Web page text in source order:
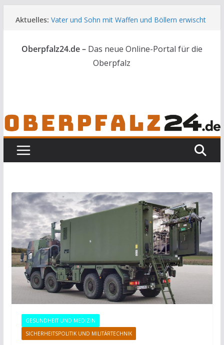
Inhalt
Aktuelles: Vater und Sohn mit Waffen und Böllern erwischt
Audi prallt gegen Brückengeländer in Weiden
Ortsumgehung Waldershof ist eröffnet
Deutsch-amerikanischer Schüleraustausch zu
Oberpfalz24.de – Das neue Online-Portal für die
Oberpfalz
GESUNDHEIT UND MEDIZIN
SICHERHEITSPOLITIK UND MILITÄRTECHNIK